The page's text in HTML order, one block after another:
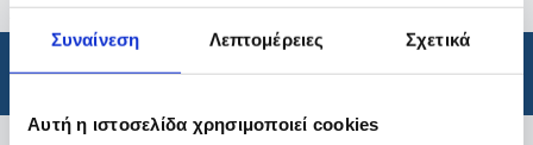
Συναίνεση Λεπτομέρειες Σχετικά
Αυτή η ιστοσελίδα χρησιμοποιεί cookies
ΑΠΟΤΕΛΕΣΜΑΤΑ ΑΝΑΖΗΤΗΣΗΣ
Φάρμακα